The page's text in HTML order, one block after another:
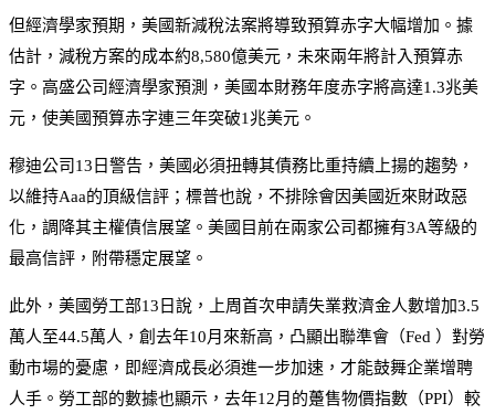
但經濟學家預期，美國新減稅法案將導致預算赤字大幅增加。據
估計，減稅方案的成本約8,580億美元，未來兩年將計入預算赤
字。高盛公司經濟學家預測，美國本財務年度赤字將高達1.3兆美
元，使美國預算赤字連三年突破1兆美元。
穆迪公司13日警告，美國必須扭轉其債務比重持續上揚的趨勢，
以維持Aaa的頂級信評；標普也說，不排除會因美國近來財政惡
化，調降其主權債信展望。美國目前在兩家公司都擁有3A等級的
最高信評，附帶穩定展望。
此外，美國勞工部13日說，上周首次申請失業救濟金人數增加3.5
萬人至44.5萬人，創去年10月來新高，凸顯出聯準會（Fed ）對勞
動市場的憂慮，即經濟成長必須進一步加速，才能鼓舞企業增聘
人手。勞工部的數據也顯示，去年12月的躉售物價指數（PPI）較